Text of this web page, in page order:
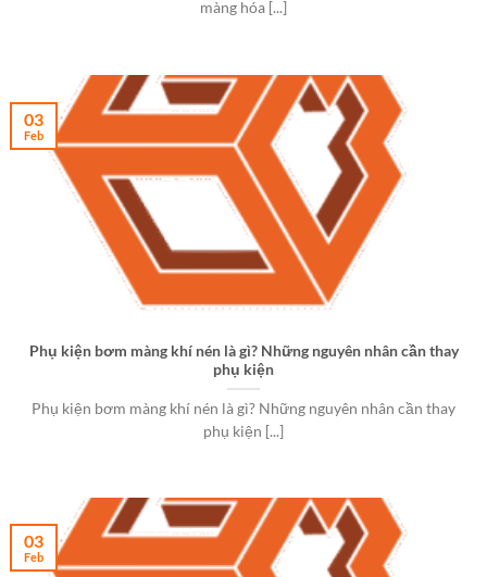
màng hóa [...]
Phụ kiện bơm màng khí nén là gì? Những nguyên nhân cần thay
phụ kiện
Phụ kiện bơm màng khí nén là gì? Những nguyên nhân cần thay
phụ kiện [...]
03
Feb
03
Feb